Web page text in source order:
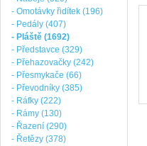
- Omotávky řidítek (196)
- Pedály (407)
- Pláště (1692)
- Představce (329)
- Přehazovačky (242)
- Přesmykače (66)
- Převodníky (385)
- Ráfky (222)
- Rámy (130)
- Řazení (290)
- Řetězy (378)